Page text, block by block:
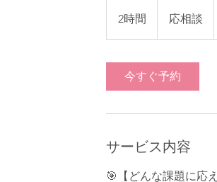
2時間 応相談
今すぐ予約
サービス内容
🎯【どんな課題に応